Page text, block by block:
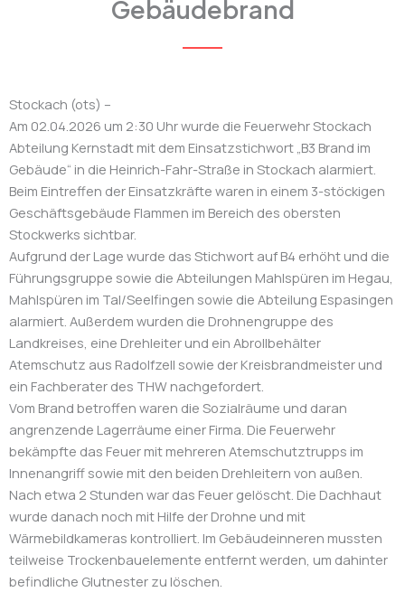
Gebäudebrand
Stockach (ots) –
Am 02.04.2026 um 2:30 Uhr wurde die Feuerwehr Stockach
Abteilung Kernstadt mit dem Einsatzstichwort „B3 Brand im
Gebäude“ in die Heinrich-Fahr-Straße in Stockach alarmiert.
Beim Eintreffen der Einsatzkräfte waren in einem 3-stöckigen
Geschäftsgebäude Flammen im Bereich des obersten
Stockwerks sichtbar.
Aufgrund der Lage wurde das Stichwort auf B4 erhöht und die
Führungsgruppe sowie die Abteilungen Mahlspüren im Hegau,
Mahlspüren im Tal/Seelfingen sowie die Abteilung Espasingen
alarmiert. Außerdem wurden die Drohnengruppe des
Landkreises, eine Drehleiter und ein Abrollbehälter
Atemschutz aus Radolfzell sowie der Kreisbrandmeister und
ein Fachberater des THW nachgefordert.
Vom Brand betroffen waren die Sozialräume und daran
angrenzende Lagerräume einer Firma. Die Feuerwehr
bekämpfte das Feuer mit mehreren Atemschutztrupps im
Innenangriff sowie mit den beiden Drehleitern von außen.
Nach etwa 2 Stunden war das Feuer gelöscht. Die Dachhaut
wurde danach noch mit Hilfe der Drohne und mit
Wärmebildkameras kontrolliert. Im Gebäudeinneren mussten
teilweise Trockenbauelemente entfernt werden, um dahinter
befindliche Glutnester zu löschen.